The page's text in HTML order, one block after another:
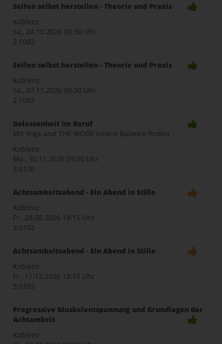
Seifen selbst herstellen - Theorie und Praxis
Koblenz
Sa., 24.10.2026 09:30 Uhr
2.1002
Seifen selbst herstellen - Theorie und Praxis
Koblenz
Sa., 07.11.2026 09:30 Uhr
2.1003
Gelassenheit im Beruf
Mit Yoga und THE WORK innere Balance finden
Koblenz
Mo., 30.11.2026 09:00 Uhr
3.0100
Achtsamkeitsabend - Ein Abend in Stille
Koblenz
Fr., 28.08.2026 18:15 Uhr
3.0102
Achtsamkeitsabend - Ein Abend in Stille
Koblenz
Fr., 11.12.2026 18:15 Uhr
3.0103
Progressive Muskelentspannung und Grundlagen der
Achtamkeit
Koblenz